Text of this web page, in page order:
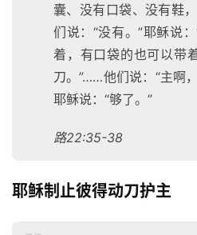
囊、没有口袋、没有鞋
们说：“没有。”耶稣说
着，有口袋的也可以带
刀。”……他们说：“主啊
耶稣说：“够了。”
路22:35-38
耶稣制止彼得动刀护主